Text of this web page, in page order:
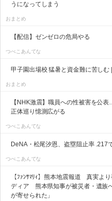
うになってしまう
おまとめ
【配信】ゼンゼロの危局やる
つべこあんてな
甲子園出場校 猛暑と資金難に苦しむ
おまとめ
【NHK激震】職員への性被害を公
正体巡り憶測広がる
つべこあんてな
DeNA・松尾汐恩、盗塁阻止率 .217
つべこあんてな
【ﾌｧﾝｻﾏﾘｨ】熊本地震報道 真実よ
ディア 熊本県知事が被災者・遺族
が寄せられた」